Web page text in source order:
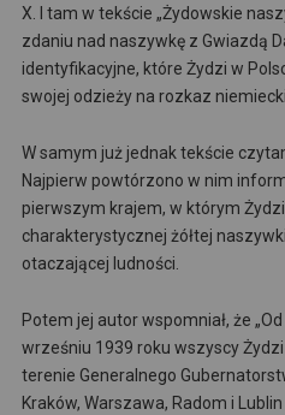
X. I tam w tekście „Żydowskie
zdaniu nad naszywkę z Gwiazdą
identyfikacyjne, które Żydzi w
swojej odzieży na rozkaz
W samym już jednak tekście
Najpierw powtórzono w nim
pierwszym krajem, w którym
charakterystycznej żółtej
otaczającej ludności.
Potem jej autor wspomniał, że
wrześniu 1939 roku wszyscy
terenie Generalnego
Kraków, Warszawa, Radom i